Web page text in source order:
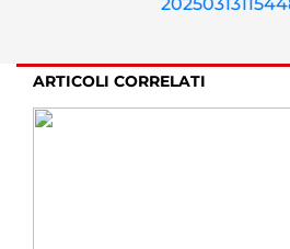
ARTICOLI CORRELATI